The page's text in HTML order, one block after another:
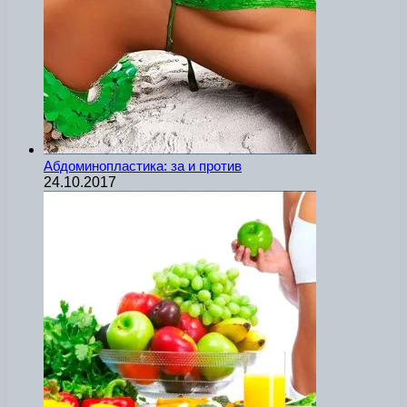
Абдоминопластика: за и против
24.10.2017